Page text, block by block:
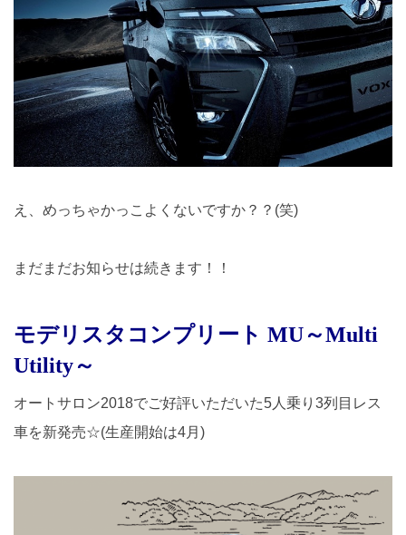
え、めっちゃかっこよくないですか？？(笑)
まだまだお知らせは続きます！！
モデリスタコンプリート MU～Multi
Utility～
オートサロン2018でご好評いただいた5人乗り3列目レス
車を新発売☆(生産開始は4月)